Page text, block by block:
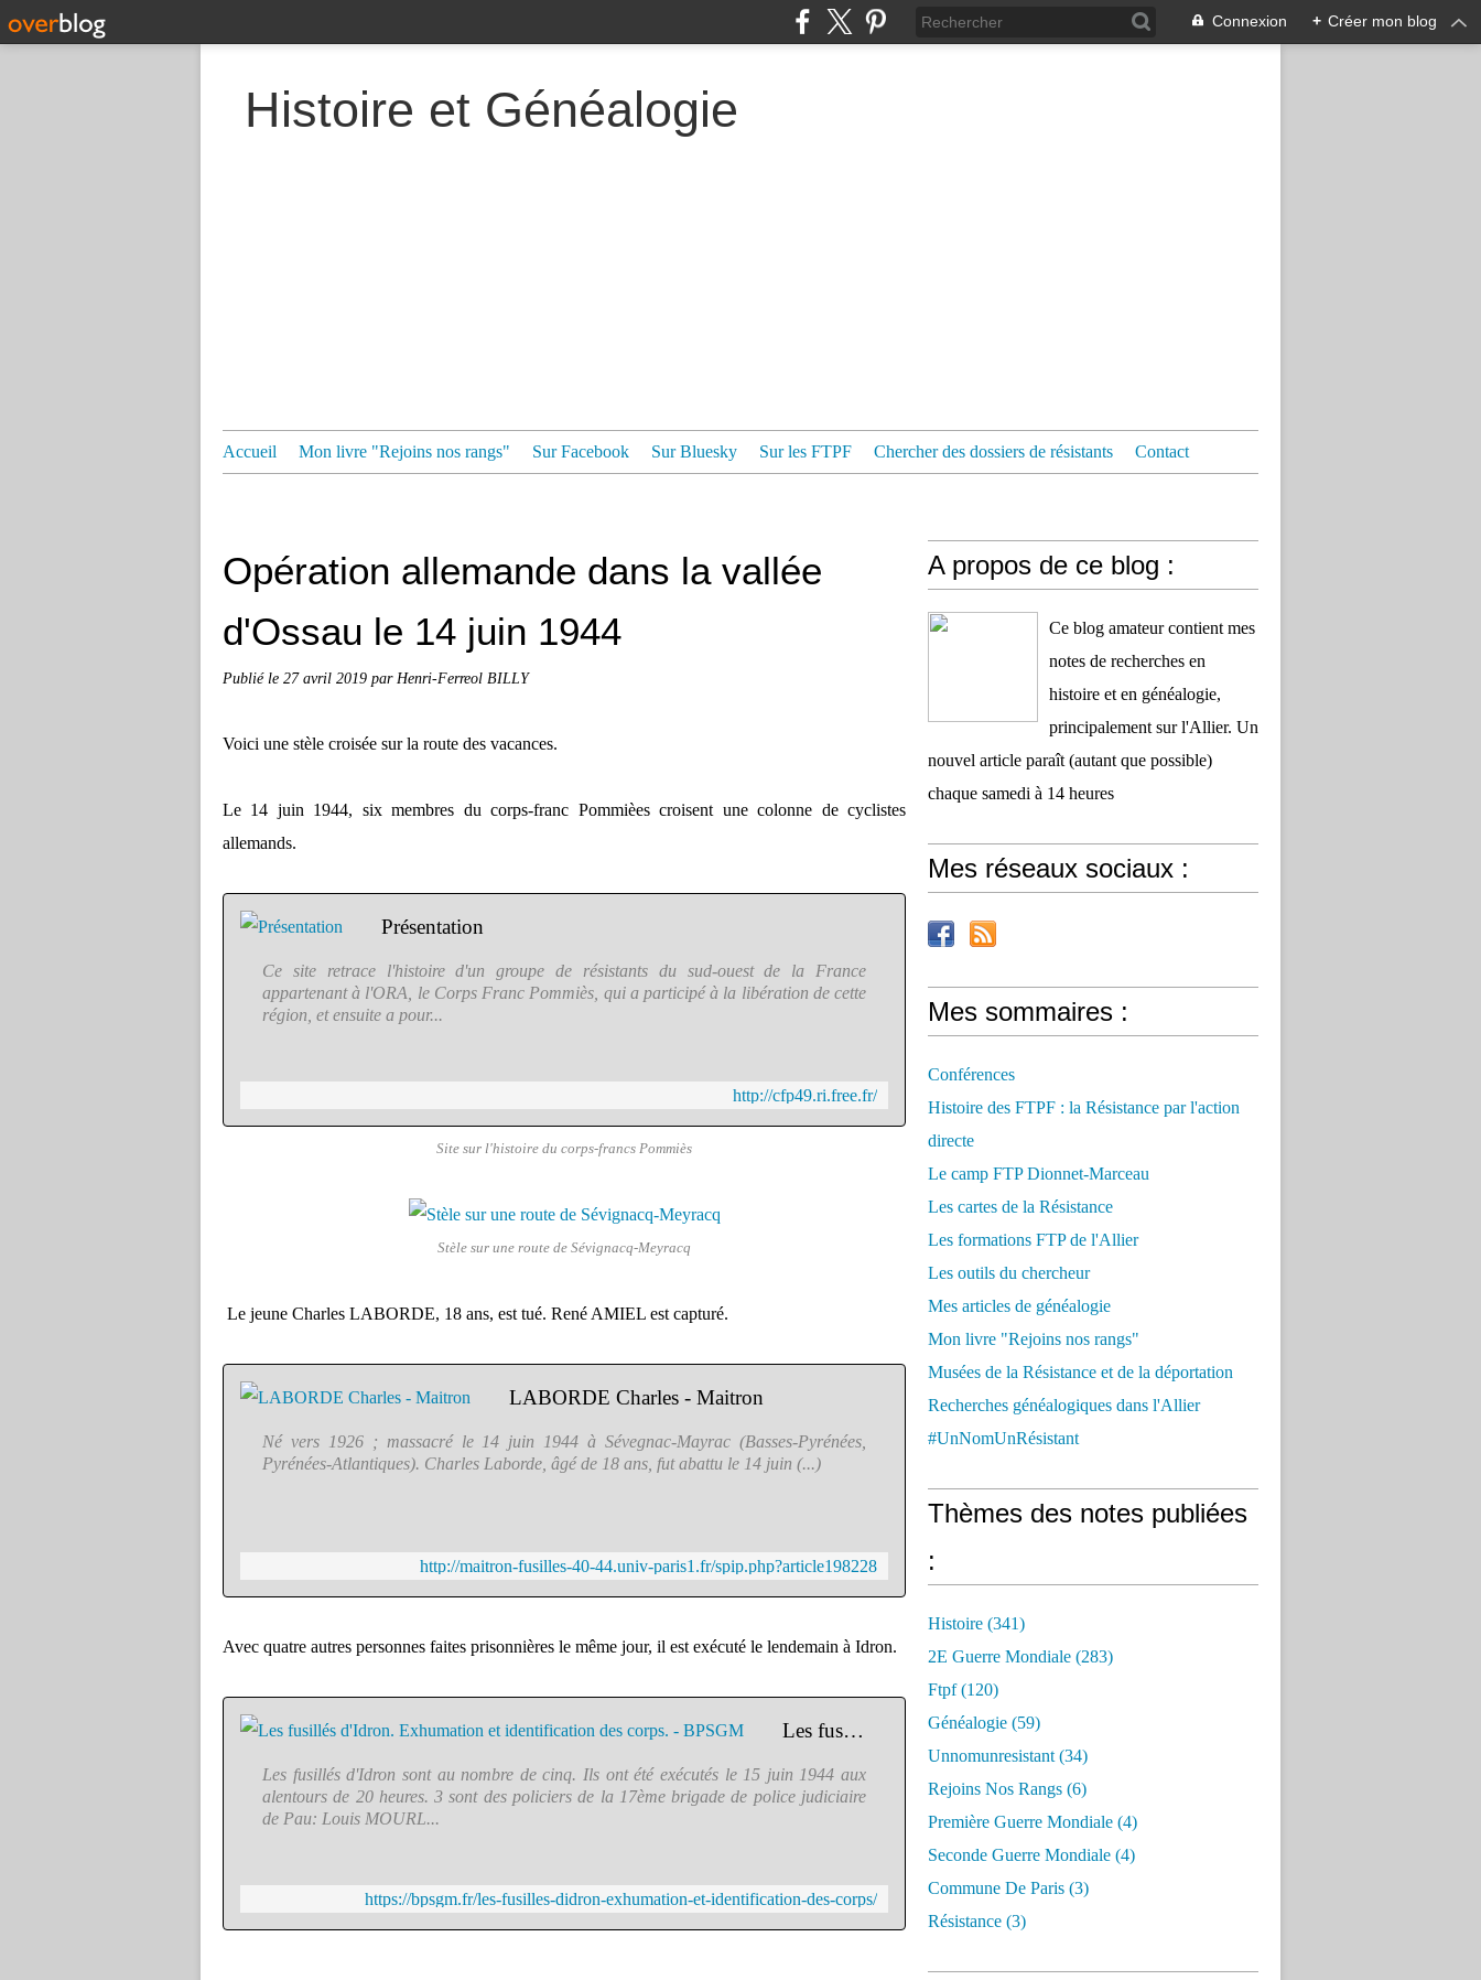
Connexion + Créer mon blog
Histoire et Généalogie
Accueil Mon livre "Rejoins nos rangs" Sur Facebook Sur Bluesky Sur les FTPF Chercher des dossiers de résistants Contact
Opération allemande dans la vallée
d'Ossau le 14 juin 1944
Publié le 27 avril 2019 par Henri-Ferreol BILLY
Voici une stèle croisée sur la route des vacances.
Le 14 juin 1944, six membres du corps-franc Pommièes croisent une colonne de cyclistes
allemands.
Présentation
Ce site retrace l'histoire d'un groupe de résistants du sud-ouest de la France
appartenant à l'ORA, le Corps Franc Pommiès, qui a participé à la libération de cette
région, et ensuite a pour...
http://cfp49.ri.free.fr/
Site sur l'histoire du corps-francs Pommiès
Stèle sur une route de Sévignacq-Meyracq
Le jeune Charles LABORDE, 18 ans, est tué. René AMIEL est capturé.
LABORDE Charles - Maitron
Né vers 1926 ; massacré le 14 juin 1944 à Sévegnac-Mayrac (Basses-Pyrénées,
Pyrénées-Atlantiques). Charles Laborde, âgé de 18 ans, fut abattu le 14 juin (...)
http://maitron-fusilles-40-44.univ-paris1.fr/spip.php?article198228
Avec quatre autres personnes faites prisonnières le même jour, il est exécuté le lendemain à Idron.
Les fusillés d'Idron. Exhumation et identification des corps. - BPSGM
Les fusillés d'Idron sont au nombre de cinq. Ils ont été exécutés le 15 juin 1944 aux
alentours de 20 heures. 3 sont des policiers de la 17ème brigade de police judiciaire
de Pau: Louis MOURL...
https://bpsgm.fr/les-fusilles-didron-exhumation-et-identification-des-corps/
A propos de ce blog :
Ce blog amateur contient mes
notes de recherches en
histoire et en généalogie,
principalement sur l'Allier. Un
nouvel article paraît (autant que possible)
chaque samedi à 14 heures
Mes réseaux sociaux :
Mes sommaires :
Conférences
Histoire des FTPF : la Résistance par l'action
directe
Le camp FTP Dionnet-Marceau
Les cartes de la Résistance
Les formations FTP de l'Allier
Les outils du chercheur
Mes articles de généalogie
Mon livre "Rejoins nos rangs"
Musées de la Résistance et de la déportation
Recherches généalogiques dans l'Allier
#UnNomUnRésistant
Thèmes des notes publiées
:
Histoire (341)
2E Guerre Mondiale (283)
Ftpf (120)
Généalogie (59)
Unnomunresistant (34)
Rejoins Nos Rangs (6)
Première Guerre Mondiale (4)
Seconde Guerre Mondiale (4)
Commune De Paris (3)
Résistance (3)